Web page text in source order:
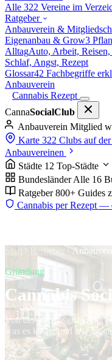
Alle 322 Vereine im
Ratgeber
Anbauverein &
Eigenanbau & Grow3
AlltagAuto, Arbeit, Reisen,
Schlaf, Angst, Rezept
Glossar42 Fachbegriffe
Anbauverein
Cannabis Rezept
CannaSocialClub
Anbauverein Mitglied
Karte 322 Clubs auf
Anbauvereinen
Städte 12 Top-Städte
Bundesländer Alle 16
Ratgeber 800+ Guides
Cannabis per Rezept —
Start Ratgeber
Gründung
Cannabis
Von der Vereinsgründung
was es kostet und wie lange